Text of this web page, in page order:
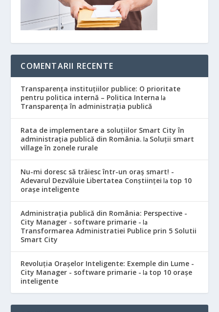
COMENTARII RECENTE
Transparența instituțiilor publice: O prioritate
pentru politica internă – Politica Interna la
Transparența în administrația publică
Rata de implementare a soluțiilor Smart City în
administrația publică din România. la Soluții smart
village în zonele rurale
Nu-mi doresc să trăiesc într-un oraș smart! -
Adevarul Dezvăluie Libertatea Conștiinței la top 10
orașe inteligente
Administrația publică din România: Perspective -
City Manager - software primarie - la
Transformarea Administratiei Publice prin 5 Solutii
Smart City
Revoluția Orașelor Inteligente: Exemple din Lume -
City Manager - software primarie - la top 10 orașe
inteligente